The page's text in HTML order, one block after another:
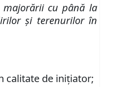
majorării cu până la
şi terenurilor în
calitate de inițiator;